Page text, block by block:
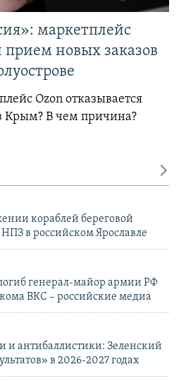
маркетплейс
прием новых заказов
Ozon отказывается
Крым? В чем причина?
кораблей береговой
в российском Ярославле
генерал-майор армии РФ
ВКС – российские медиа
и антибаллистики: Зеленский
в 2026-2027 годах